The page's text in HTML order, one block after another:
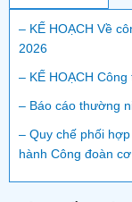
– KẾ HOẠCH Về
2026
– KẾ HOẠCH
– Báo cáo thường
– Quy chế phối
hành Công đoàn